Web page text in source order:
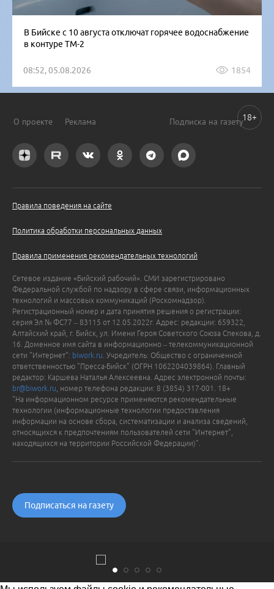
В Бийске с 10 августа отключат горячее водоснабжение
в контуре ТМ-2
08:52, 05.08.2026 1854
О проекте Реклама Подписка на газету
Правила поведения на сайте
Политика обработки персональных данных
Правила применения рекомендательных технологий
Сетевое издание «Бийский рабочий». СМИ зарегистрировано
Федеральной службой по надзору в сфере связи, информационных
технологий и массовых коммуникаций (Роскомнадзор).
Регистрационный номер и дата принятия решения о регистрации:
серия Эл № ФС77 – 83115 от 12.05.2022г. Адрес: редакции: 659322,
Алтайский край, г. Бийск, ул. Имени Героя Советского Союза Спекова, д.
16. Доменное имя сайта в информационно – телекоммуникационной
сети "Интернет": biwork.ru . Учредитель: Общество с ограниченной
ответственностью "Пресса-Бийск" (ОГРН 1062204039864). Главный
редактор: Каршева Наталья Алексеевна. Адрес электронной почты:
br@biwork.ru , номер телефона редакции: 8 (3854) 317-001. 18+
"На информационном ресурсе применяются рекомендательные
технологии (информационные технологии предоставления
информации на основе сбора, систематизации и анализа сведений,
относящихся к предпочтениям пользователей сети "Интернет",
находящихся на территории Российской Федерации)".
Подписаться на газету
18+